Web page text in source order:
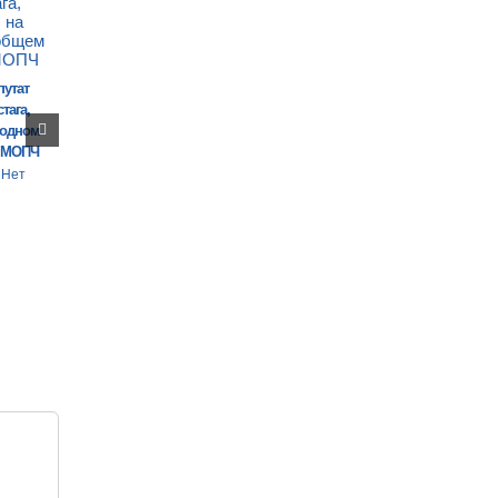
МОПЧ
Нет